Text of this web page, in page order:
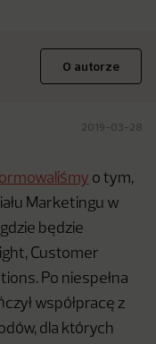
O autorze
2019-03-28
o tym,
Marketingu w
będzie
Customer
Po niespełna
współpracę z
dla których